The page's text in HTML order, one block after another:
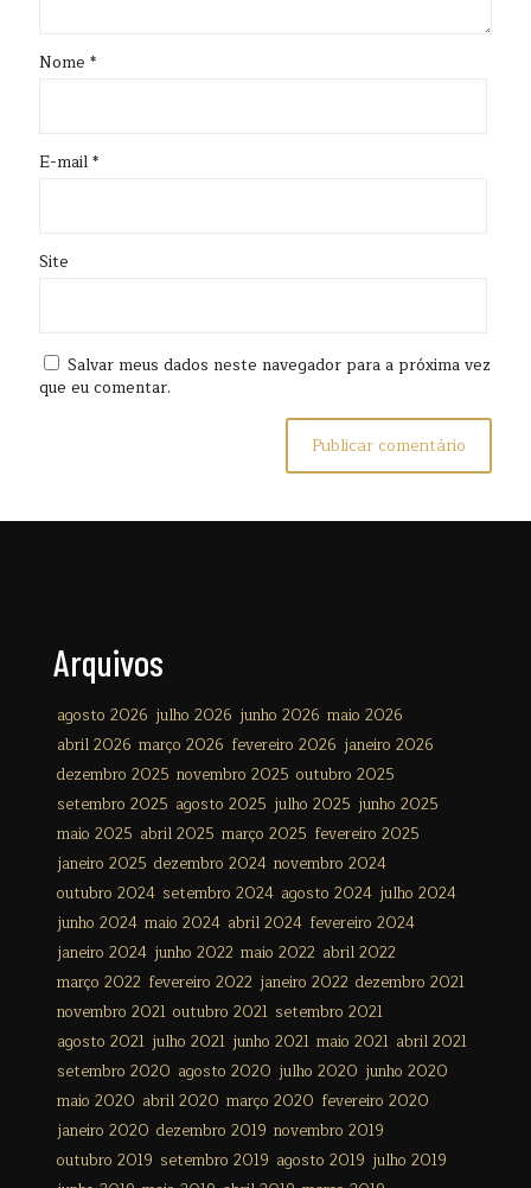
Nome *
E-mail*
Site
Salvar meus dados neste navegador para a próxima vez
que eu comentar.
Arquivos
agosto 2026 julho 2026 junho 2026 maio 2026
abril 2026 março 2026 fevereiro 2026 janeiro 2026
dezembro 2025 novembro 2025 outubro 2025
setembro 2025 agosto 2025 julho 2025 junho 2025
maio 2025 abril 2025 março 2025 fevereiro 2025
janeiro 2025 dezembro 2024 novembro 2024
outubro 2024 setembro 2024 agosto 2024 julho 2024
junho 2024 maio 2024 abril 2024 fevereiro 2024
janeiro 2024 junho 2022 maio 2022 abril 2022
março 2022 fevereiro 2022 janeiro 2022 dezembro 2021
novembro 2021 outubro 2021 setembro 2021
agosto 2021 julho 2021 junho 2021 maio 2021 abril 2021
setembro 2020 agosto 2020 julho 2020 junho 2020
maio 2020 abril 2020 março 2020 fevereiro 2020
janeiro 2020 dezembro 2019 novembro 2019
outubro 2019 setembro 2019 agosto 2019 julho 2019